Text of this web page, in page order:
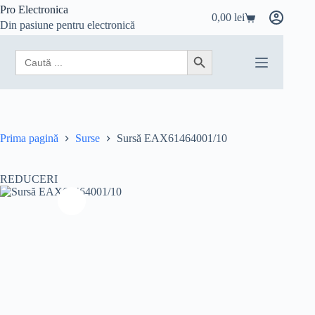
Sari
conținut
Pro Electronica
Din pasiune pentru electronică
Coș
de
cumpărături
0,00lei
Search
for:
Search Button
Prima pagină Surse Sursă EAX61464001/10
REDUCERI